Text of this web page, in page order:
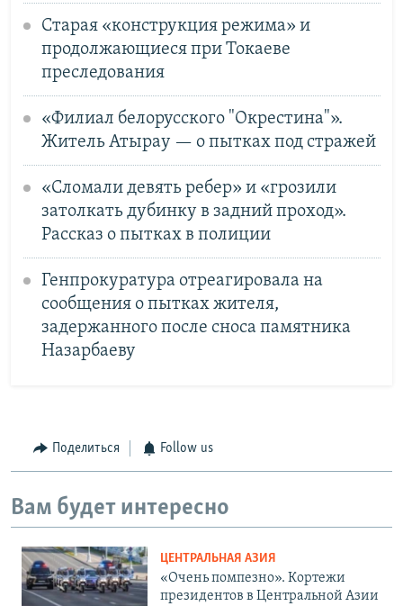
Старая «конструкция режима» и
продолжающиеся при Токаеве
преследования
«Филиал белорусского "Окрестина"».
Житель Атырау — о пытках под стражей
«Сломали девять ребер» и «грозили
затолкать дубинку в задний проход».
Рассказ о пытках в полиции
Генпрокуратура отреагировала на
сообщения о пытках жителя,
задержанного после сноса памятника
Назарбаеву
Поделиться Follow us
Вам будет интересно
ЦЕНТРАЛЬНАЯ АЗИЯ
«Очень помпезно». Кортежи
президентов в Центральной Азии